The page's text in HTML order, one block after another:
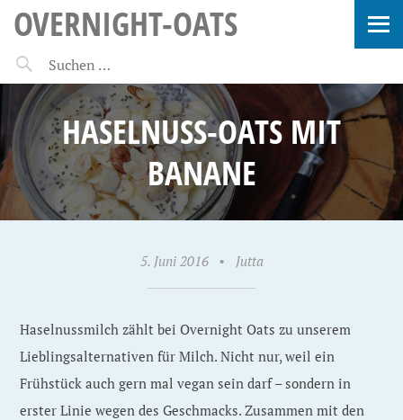
OVERNIGHT-OATS
HASELNUSS-OATS MIT
BANANE
5. Juni 2016 • Jutta
Haselnussmilch zählt bei Overnight Oats zu unserem
Lieblingsalternativen für Milch. Nicht nur, weil ein
Frühstück auch gern mal vegan sein darf – sondern in
erster Linie wegen des Geschmacks. Zusammen mit den